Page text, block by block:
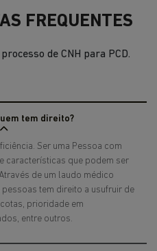
FREQUENTES
de CNH para PCD.
tem direito?
Ser uma Pessoa com
características que podem ser
de um laudo médico
tem direito a usufruir de
prioridade em
entre outros.